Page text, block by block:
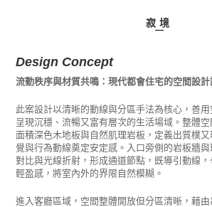
寂境
Design Concept
流動秩序與材質共鳴：現代都會住宅的空間設計
此案設計以清晰的動線與分區手法為核心，善用
呈現沉穩、流暢又富有層次的生活場域。整體
面積深色木地板與自然肌理岩板，定義出質樸
覺與行為動線奠定安定感。入口旁側的岩板牆
對比與光線折射，形成通道節點，既導引動線
輕盈感，將室內外的界限自然模糊。
進入客廳區域，空間整體開放但分區清晰，藉